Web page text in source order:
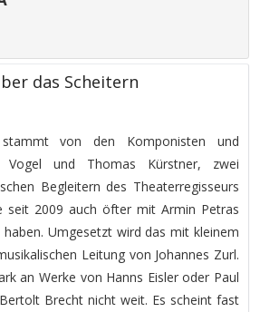
das Scheitern
von den Komponisten und
Vogel und Thomas Kürstner, zwei
Begleitern des Theaterregisseurs
seit 2009 auch öfter mit Armin Petras
Umgesetzt wird das mit kleinem
Leitung von Johannes Zurl.
an Werke von Hanns Eisler oder Paul
Brecht nicht weit. Es scheint fast